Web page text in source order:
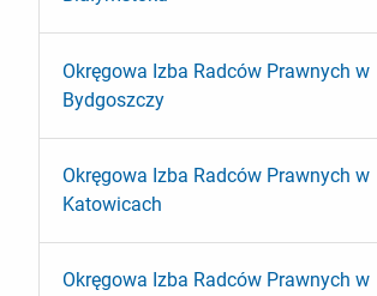
Okręgowa Izba Radców Prawnych w
Bydgoszczy
Okręgowa Izba Radców Prawnych w
Katowicach
Okręgowa Izba Radców Prawnych w